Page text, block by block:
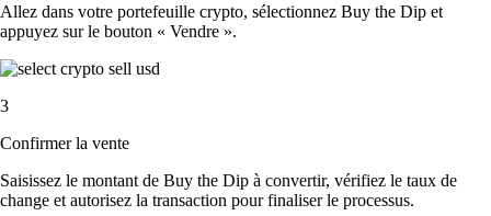
Allez dans votre portefeuille crypto, sélectionnez Buy the Dip et
appuyez sur le bouton « Vendre ».
3
Confirmer la vente
Saisissez le montant de Buy the Dip à convertir, vérifiez le taux de
change et autorisez la transaction pour finaliser le processus.